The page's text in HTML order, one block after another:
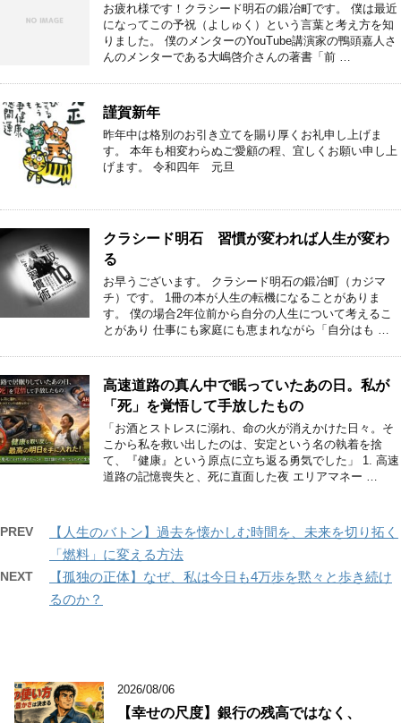
お疲れ様です！クラシード明石の鍛冶町です。 僕は最近
になってこの予祝（よしゅく）という言葉と考え方を知
りました。 僕のメンターのYouTube講演家の鴨頭嘉人さ
んのメンターである大嶋啓介さんの著書「前 …
謹賀新年
昨年中は格別のお引き立てを賜り厚くお礼申し上げま
す。 本年も相変わらぬご愛顧の程、宜しくお願い申し上
げます。 令和四年 元旦
クラシード明石 習慣が変われば人生が変わ
る
お早うございます。 クラシード明石の鍛冶町（カジマ
チ）です。 1冊の本が人生の転機になることがありま
す。 僕の場合2年位前から自分の人生について考えるこ
とがあり 仕事にも家庭にも恵まれながら「自分はも …
高速道路の真ん中で眠っていたあの日。私が
「死」を覚悟して手放したもの
「お酒とストレスに溺れ、命の火が消えかけた日々。そ
こから私を救い出したのは、安定という名の執着を捨
て、『健康』という原点に立ち返る勇気でした」 1. 高速
道路の記憶喪失と、死に直面した夜 エリアマネー …
PREV
【人生のバトン】過去を懐かしむ時間を、未来を切り拓く
「燃料」に変える方法
NEXT
【孤独の正体】なぜ、私は今日も4万歩を黙々と歩き続け
るのか？
2026/08/06
【幸せの尺度】銀行の残高ではなく、